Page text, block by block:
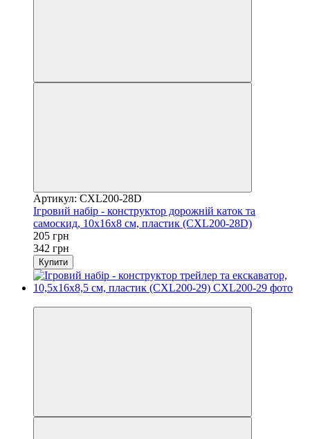
Артикул: CXL200-28D
Ігровий набір - конструктор дорожній каток та
самоскид, 10x16x8 см, пластик (CXL200-28D)
205 грн
342 грн
Купити